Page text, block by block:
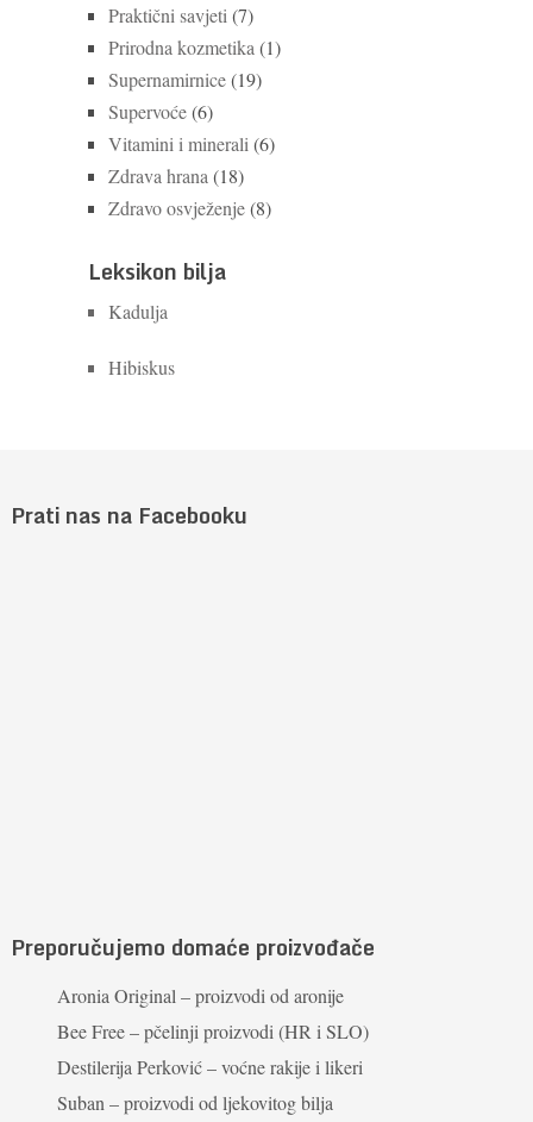
Praktični savjeti (7)
Prirodna kozmetika (1)
Supernamirnice(19)
Supervoće(6)
Vitamini i minerali (6)
Zdrava hrana (18)
Zdravo osvježenje(8)
Leksikon bilja
Kadulja
Hibiskus
Prati nas na Facebooku
Preporučujemo domaće proizvođače
Aronia Original – proizvodi od aronije
Bee Free – pčelinji proizvodi (HR i SLO)
Destilerija Perković – voćne rakije i likeri
Suban – proizvodi od ljekovitog bilja